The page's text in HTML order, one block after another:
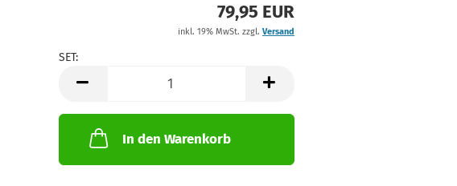
79,95 EUR
inkl. 19% MwSt. zzgl. Versand
SET:
In den Warenkorb